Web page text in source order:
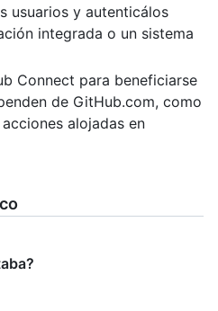
usuarios y autenticálos
integrada o un sistema
Connect para beneficiarse
de GitHub.com, como
alojadas en